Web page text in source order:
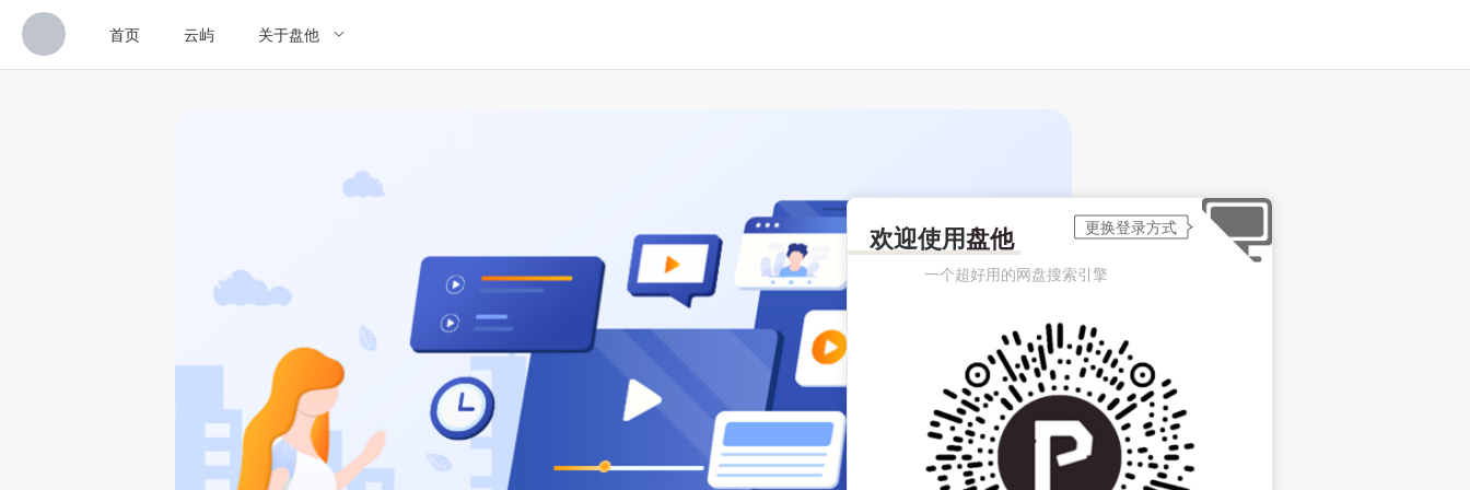
首页 云屿 关于盘他
欢迎使用盘他
一个超好用的网盘搜索引擎